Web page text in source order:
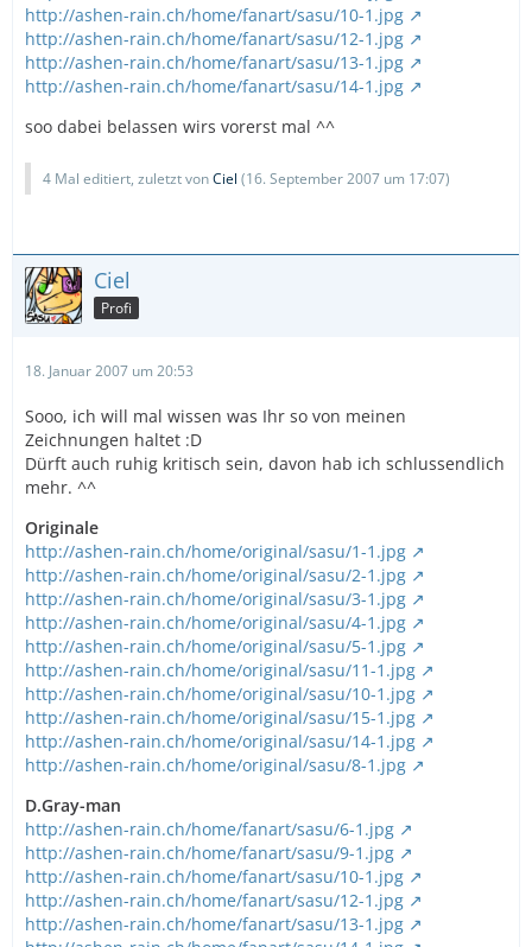
http://ashen-rain.ch/home/fanart/sasu/10-1.jpg
http://ashen-rain.ch/home/fanart/sasu/12-1.jpg
http://ashen-rain.ch/home/fanart/sasu/13-1.jpg
http://ashen-rain.ch/home/fanart/sasu/14-1.jpg
soo dabei belassen wirs vorerst mal ^^
4 Mal editiert, zuletzt vonCiel (16. September 2007 um 17:07)
Ciel
Profi
18. Januar 2007 um 20:53
Sooo, ich will mal wissen was Ihr so von meinen
Zeichnungen haltet :D
Dürft auch ruhig kritisch sein, davon hab ich schlussendlich
mehr. ^^
Originale
http://ashen-rain.ch/home/original/sasu/1-1.jpg
http://ashen-rain.ch/home/original/sasu/2-1.jpg
http://ashen-rain.ch/home/original/sasu/3-1.jpg
http://ashen-rain.ch/home/original/sasu/4-1.jpg
http://ashen-rain.ch/home/original/sasu/5-1.jpg
http://ashen-rain.ch/home/original/sasu/11-1.jpg
http://ashen-rain.ch/home/original/sasu/10-1.jpg
http://ashen-rain.ch/home/original/sasu/15-1.jpg
http://ashen-rain.ch/home/original/sasu/14-1.jpg
http://ashen-rain.ch/home/original/sasu/8-1.jpg
D.Gray-man
http://ashen-rain.ch/home/fanart/sasu/6-1.jpg
http://ashen-rain.ch/home/fanart/sasu/9-1.jpg
http://ashen-rain.ch/home/fanart/sasu/10-1.jpg
http://ashen-rain.ch/home/fanart/sasu/12-1.jpg
http://ashen-rain.ch/home/fanart/sasu/13-1.jpg